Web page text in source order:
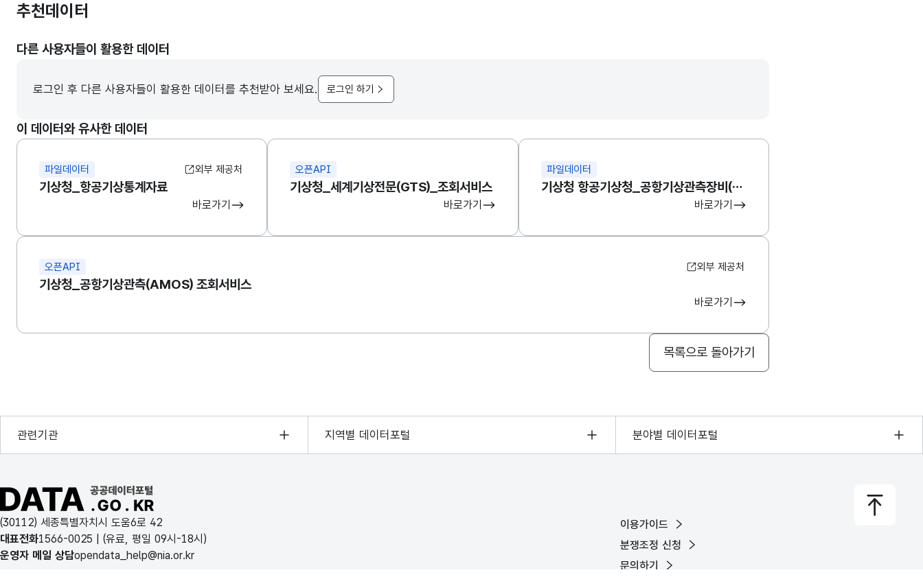
추천데이터
다른 사용자들이 활용한 데이터
로그인 후 다른 사용자들이 활용한 데이터를 추천받아 보세요. 로그인 하기
이 데이터와 유사한 데이터
파일데이터 외부 제공처
기상청_항공기상통계자료
바로가기
오픈API
기상청_세계기상전문(GTS)_조회서비스
바로가기
파일데이터
기상청 항공기상청_공항기상관측장비(AMOS)
바로가기
오픈API 외부 제공처
기상청_공항기상관측(AMOS) 조회서비스
바로가기
목록으로 돌아가기
관련기관
행정안전부
한국지능정보사회진흥원
국가정보자원관리원
한국지역정보개발원
지역별 데이터포털
서울 열린데이터광장
경기데이터드림
분야별 데이터포털
기상자료개방포털
국토교통부 공간정보오픈플랫폼
농림축산식품 공공데이터포털
보건의료빅데이터개방시스템
공공데이터포털 바로가기
(30112) 세종특별자치시 도움6로 42
대표전화1566-0025 | (유료, 평일 09시-18시)
운영자 메일 상담opendata_help@nia.or.kr
이용가이드
분쟁조정 신청
문의하기